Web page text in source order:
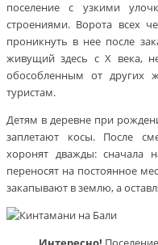
поселение с узкими
строениями. Ворота всех
проникнуть в нее после
живущий здесь с X века,
обособленным от других
туристам.
Детям в деревне при
заплетают косы. После
хоронят дважды: сначала
переносят на постоянное
закапывают в землю, а